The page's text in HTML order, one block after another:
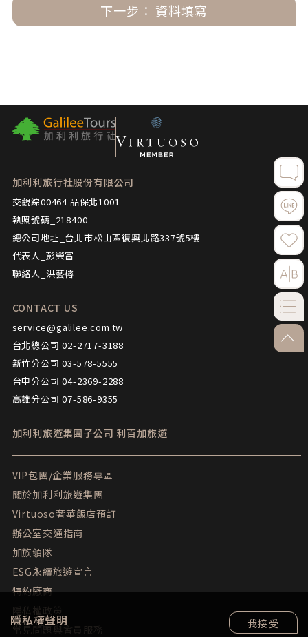
下一步： 資料填寫
隱私權聲明 我接受
go-
加利利旅行社股份有限公司
交觀綜00464 品保北1001
執照號碼_218400
總公司地址_台北市松山區復興北路337號5樓
代表人_彭榮富
聯絡人_洪藝榕
CONTACT US
service@galilee.com.tw
台北總公司 02-2717-3188
新竹分公司 03-578-5555
台中分公司 04-2369-2288
高雄分公司 07-586-9355
加利利旅遊集團子公司 利百加旅遊
VIP包團/企業服務專區
關於加利利旅遊集團
Virtuoso奢華飯店預訂
辦公室交通指南
加族領隊
ESG永續旅遊宣言
特約廠商
隱私權政策
常見問題與會員服務